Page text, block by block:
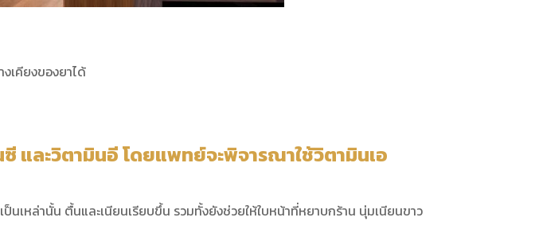
เคียงของยาได้
และวิตามินอี โดยแพทย์จะพิจารณาใช้วิตามินเอ
นเหล่านั้น ตื้นและเนียนเรียบขึ้น รวมทั้งยังช่วยให้ใบหน้าที่หยาบกร้าน นุ่มเนียนขาว